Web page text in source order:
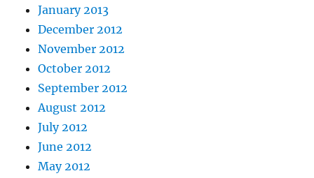
January 2013
December 2012
November 2012
October 2012
September 2012
August 2012
July 2012
June 2012
May 2012